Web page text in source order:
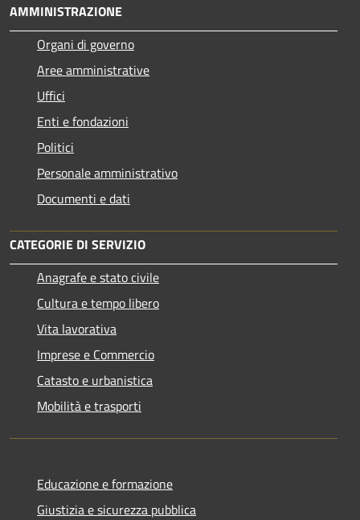
AMMINISTRAZIONE
Organi di governo
Aree amministrative
Uffici
Enti e fondazioni
Politici
Personale amministrativo
Documenti e dati
CATEGORIE DI SERVIZIO
Anagrafe e stato civile
Cultura e tempo libero
Vita lavorativa
Imprese e Commercio
Catasto e urbanistica
Mobilità e trasporti
Educazione e formazione
Giustizia e sicurezza pubblica